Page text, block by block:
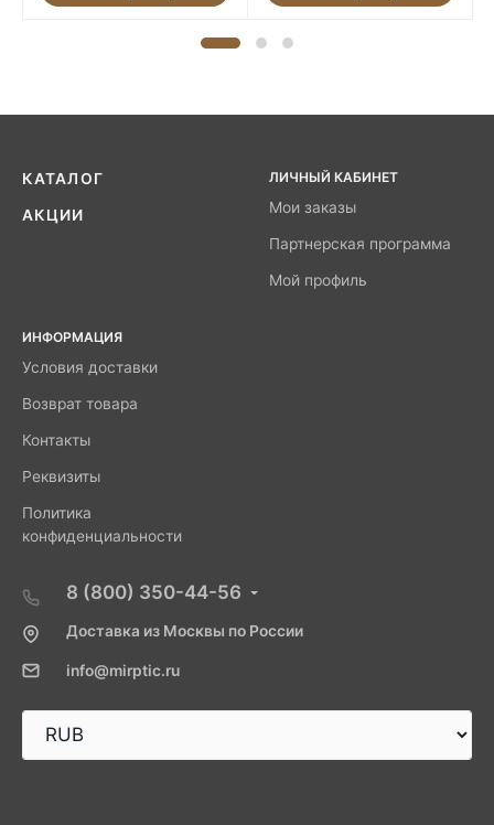
КАТАЛОГ
АКЦИИ
ЛИЧНЫЙ КАБИНЕТ
Мои заказы
Партнерская программа
Мой профиль
ИНФОРМАЦИЯ
Условия доставки
Возврат товара
Контакты
Реквизиты
Политика
конфиденциальности
8 (800) 350-44-56
Доставка из Москвы по России
info@mirptic.ru